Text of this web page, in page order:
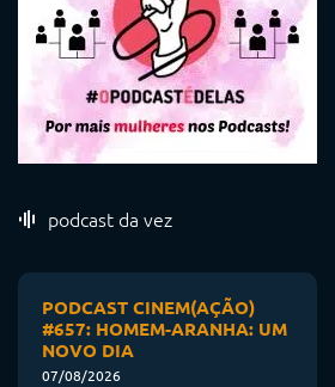
podcast da vez
PODCAST CINEM(AÇÃO)
#657: HOMEM-ARANHA: UM
NOVO DIA
07/08/2026